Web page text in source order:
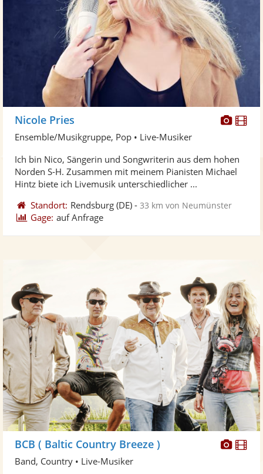
Fotos
Nicole Pries
Ensemble/Musikgruppe, Pop • Live-Musiker
Ich bin Nico, Sängerin und Songwriterin aus dem hohen
Norden S-H. Zusammen mit meinem Pianisten Michael
Hintz biete ich Livemusik unterschiedlicher ...
Standort: Rendsburg (DE) -33 km von Neumünster
Gage: auf Anfrage
BCB ( Baltic Country Breeze )
Band, Country • Live-Musiker